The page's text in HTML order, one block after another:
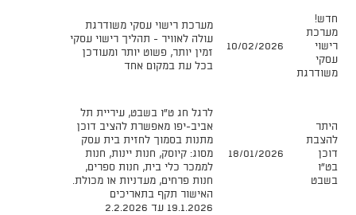
חדש!
מערכת
רישוי
עסקי
משודרגת
10/02/2026
מערכת רישוי עסקי משודרגת
עולה לאוויר - תהליך רישוי עסקי
זמין יותר, פשוט יותר ומעודכן
בכל עת במקום אחד
היתר
להצבת
דוכן
בט"ו
בשבט
18/01/2026
לרגל חג ט"ו בשבט, עיריית תל
אביב-יפו מאפשרת להציב דוכן
מתנות בסמוך לחזית בית עסק
מסוג: קיוסק, חנות יינות, חנות
לממכר כלי בית, חנות ספרים,
חנות פרחים, מעדניות או מכולת.
האישור תקף בתאריכים
19.1.2026 עד 2.2.2026